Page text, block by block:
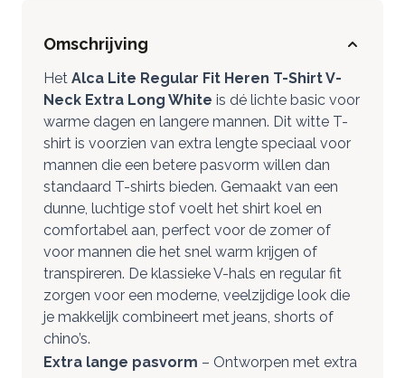
Omschrijving
Het Alca Lite Regular Fit Heren T-Shirt V-
Neck Extra Long White is dé lichte basic voor
warme dagen en langere mannen. Dit witte T-
shirt is voorzien van extra lengte speciaal voor
mannen die een betere pasvorm willen dan
standaard T-shirts bieden. Gemaakt van een
dunne, luchtige stof voelt het shirt koel en
comfortabel aan, perfect voor de zomer of
voor mannen die het snel warm krijgen of
transpireren. De klassieke V-hals en regular fit
zorgen voor een moderne, veelzijdige look die
je makkelijk combineert met jeans, shorts of
chino’s.
Extra lange pasvorm – Ontworpen met extra